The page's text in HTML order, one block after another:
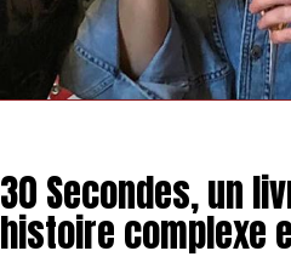
30 Secondes, un
histoire complexe